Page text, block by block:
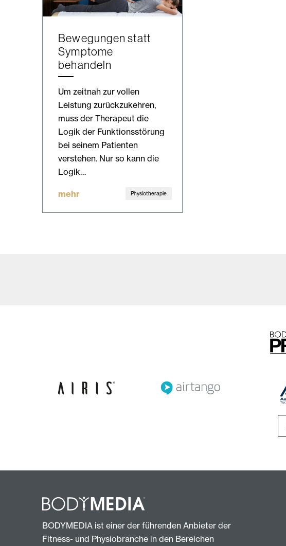
Bewegungen statt
Symptome
behandeln
Um zeitnah zur vollen
Leistung zurückzukehren,
muss der Therapeut die
Logik der Funktionsstörung
bei seinem Patienten
verstehen. Nur so kann die
Logik…
mehr Physiotherapie
BODYMEDIA ist einer der führenden Anbieter der
Fitness- und Physiobranche in den Bereichen